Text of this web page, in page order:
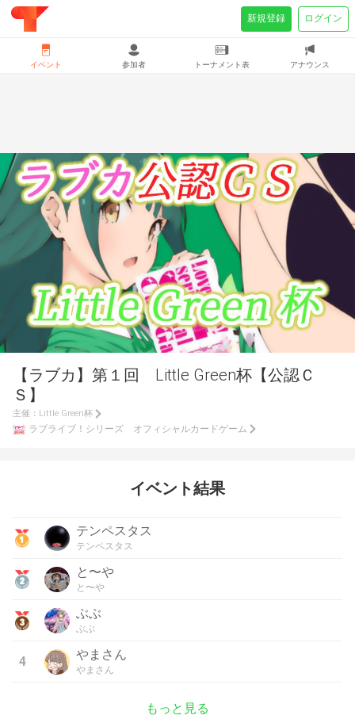
【ラブカ】第１回 Little Green杯【公認Ｃ
Ｓ】
主催： Little Green杯
ラブライブ！シリーズ オフィシャルカードゲーム
イベント結果
テンペスタス
テンペスタス
と〜や
と〜や
ぶぶ
ぶぶ
4 やまさん
やまさん
もっと見る
イベント 参加者 トーナメント表 アナウンス
新規登録 ログイン